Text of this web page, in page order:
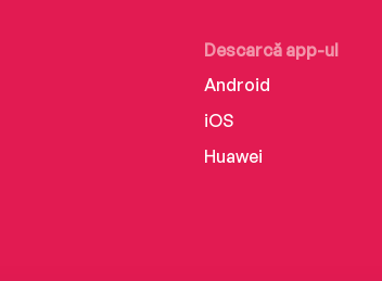
Descarcă app-ul
Android
iOS
Huawei